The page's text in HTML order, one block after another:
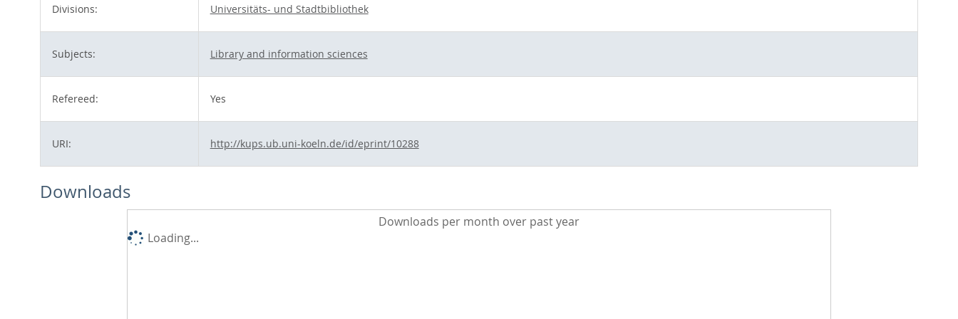
Divisions: Universitäts- und Stadtbibliothek
Subjects: Library and information sciences
Refereed: Yes
URI: http://kups.ub.uni-koeln.de/id/eprint/10288
Downloads
Downloads per month over past year
Loading...